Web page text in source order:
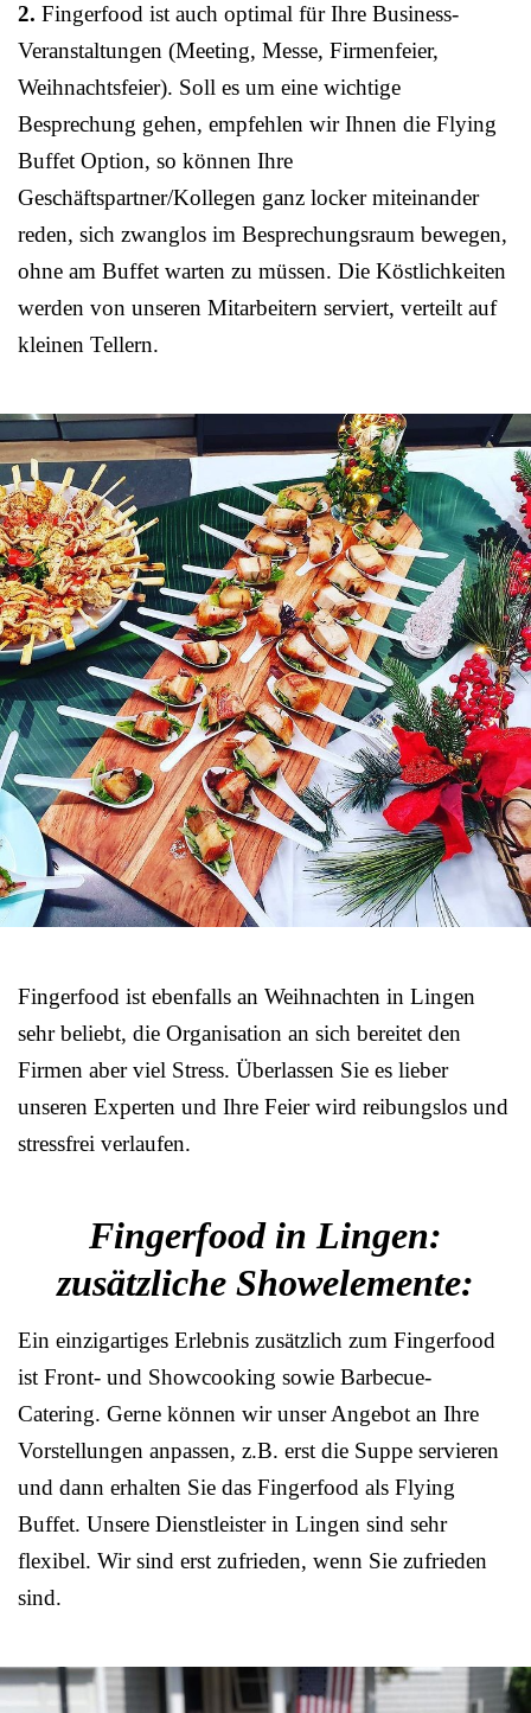
2. Fingerfood ist auch optimal für Ihre Business-
Veranstaltungen (Meeting, Messe, Firmenfeier,
Weihnachtsfeier). Soll es um eine wichtige
Besprechung gehen, empfehlen wir Ihnen die Flying
Buffet Option, so können Ihre
Geschäftspartner/Kollegen ganz locker miteinander
reden, sich zwanglos im Besprechungsraum bewegen,
ohne am Buffet warten zu müssen. Die Köstlichkeiten
werden von unseren Mitarbeitern serviert, verteilt auf
kleinen Tellern.
Fingerfood ist ebenfalls an Weihnachten in Lingen
sehr beliebt, die Organisation an sich bereitet den
Firmen aber viel Stress. Überlassen Sie es lieber
unseren Experten und Ihre Feier wird reibungslos und
stressfrei verlaufen.
Fingerfood in Lingen:
zusätzliche Showelemente:
Ein einzigartiges Erlebnis zusätzlich zum Fingerfood
ist Front- und Showcooking sowie Barbecue-
Catering. Gerne können wir unser Angebot an Ihre
Vorstellungen anpassen, z.B. erst die Suppe servieren
und dann erhalten Sie das Fingerfood als Flying
Buffet. Unsere Dienstleister in Lingen sind sehr
flexibel. Wir sind erst zufrieden, wenn Sie zufrieden
sind.